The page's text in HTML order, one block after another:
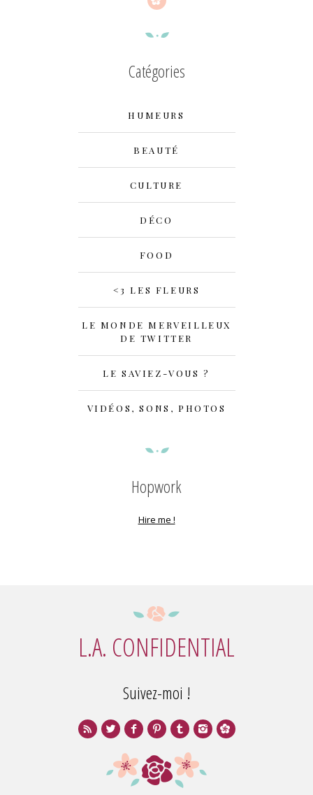
Catégories
HUMEURS
BEAUTÉ
CULTURE
DÉCO
FOOD
<3 LES FLEURS
LE MONDE MERVEILLEUX
DE TWITTER
LE SAVIEZ-VOUS ?
VIDÉOS, SONS, PHOTOS
Hopwork
Hire me !
L.A. CONFIDENTIAL
Suivez-moi !